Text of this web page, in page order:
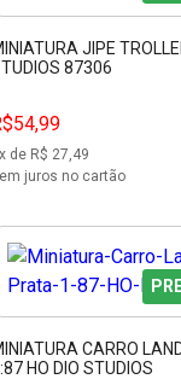
JIPE
87306
x de R$ 27,49
juros no cartão
CARRO
HO DIO STUDIOS